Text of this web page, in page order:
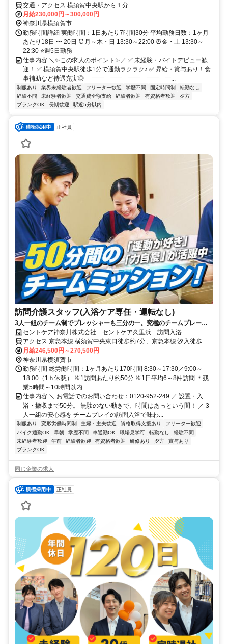
交通・アクセス 横須賀中央駅から１分
月給230,000円～300,000円
神奈川県横須賀市
勤務時間詳細 実働時間：1日あたり7時間30分 平均勤務日数：1ヶ月
あたり18日 〜 20日 ⏰月～木・日 13:30～22:00 ⏰金・土 13:30～
22:30 ⭐週5日勤務
仕事内容 ＼✨この求人のポイント✨／ ✅ 未経験・バイトデビュー歓
迎！ ✅ 横須賀中央駅徒歩1分で通勤ラクラク♪ ✅ 昇給・賞与あり！食
事補助など待遇充実◎ ･･━━･･━━･･━━･･━━･･━...
制服あり 業界未経験者歓迎 フリーター歓迎 学歴不問 固定時間制
転勤なし
経験不問
未経験者歓迎 交通費全額支給 経験者歓迎 有資格者歓迎
夕方
ブランクOK
長期歓迎 駅近5分以内
正社員
訪問介護スタッフ(入浴ケア専任・運転なし)
3人一組のチーム制でプレッシャーも三分の一。究極のチームプレーを
50分で。無資格・未経験から始めるやりがいNo1の訪問入浴！
セントケア神奈川株式会社 セントケア久里浜 訪問入浴
アクセス 京急本線 横須賀中央東口徒歩約7分、京急本線 汐入徒歩約
17分、京急本線 県立大学徒歩約21分 京急久里浜線 ＹＲＰ野比駅より
徒歩6分 【勤務地】 神奈川県横須賀市野比3-3-1 トーク湘南野比101
セントケア久里浜 訪問入浴 ＊喫煙所あり（屋外）
月給246,500円～270,500円
神奈川県横須賀市
勤務時間 総労働時間：1ヶ月あたり170時間 8:30～17:30／9:00～
18:00（1ｈ休憩） ※1訪問あたり約50分 ※1日平均6～8件訪問 ＊残
業5時間～10時間以内
仕事内容 ＼ お電話でのお問い合わせ：0120-952-249 ／ 設置・入
浴・撤収まで50分。 無駄のない動きで、時間はあっという間！ ／ 3
人一組の安心感を チームプレイの訪問入浴で味わ...
制服あり 変形労働時間制 主婦・主夫歓迎 資格取得支援あり
フリーター歓迎
バイク通勤OK
早朝 学歴不問 車通勤OK 職場見学可 転勤なし
経験不問
未経験者歓迎
午前 経験者歓迎 有資格者歓迎 研修あり 夕方
賞与あり
ブランクOK
同じ企業の求人
正社員